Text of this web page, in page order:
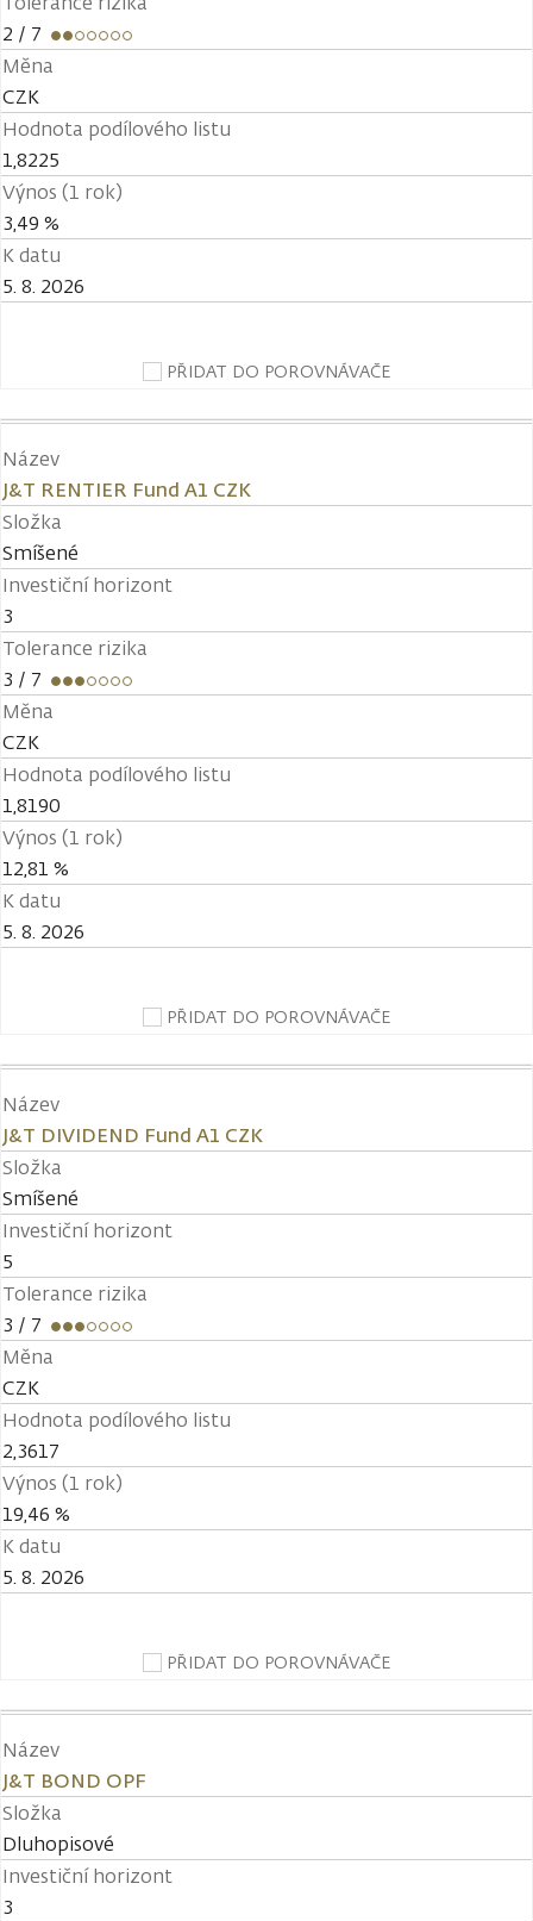
2 / 7
Měna
CZK
Hodnota podílového listu
1,8225
Výnos (1 rok)
3,49 %
K datu
5. 8. 2026
PŘIDAT DO POROVNÁVAČE
Název
J&T RENTIER Fund A1 CZK
Složka
Smíšené
Investiční horizont
3
Tolerance rizika
3 / 7
Měna
CZK
Hodnota podílového listu
1,8190
Výnos (1 rok)
12,81 %
K datu
5. 8. 2026
PŘIDAT DO POROVNÁVAČE
Název
J&T DIVIDEND Fund A1 CZK
Složka
Smíšené
Investiční horizont
5
Tolerance rizika
3 / 7
Měna
CZK
Hodnota podílového listu
2,3617
Výnos (1 rok)
19,46 %
K datu
5. 8. 2026
PŘIDAT DO POROVNÁVAČE
Název
J&T BOND OPF
Složka
Dluhopisové
Investiční horizont
3